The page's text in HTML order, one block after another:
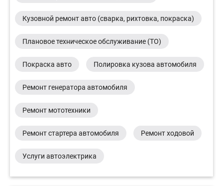
Кузовной ремонт авто (сварка, рихтовка, покраска)
Плановое техническое обслуживание (ТО)
Покраска авто Полировка кузова автомобиля
Ремонт генератора автомобиля
Ремонт мототехники
Ремонт стартера автомобиля Ремонт ходовой
Услуги автоэлектрика